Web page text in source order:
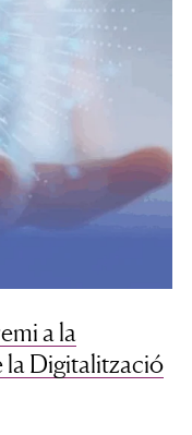
a la
la Digitalització